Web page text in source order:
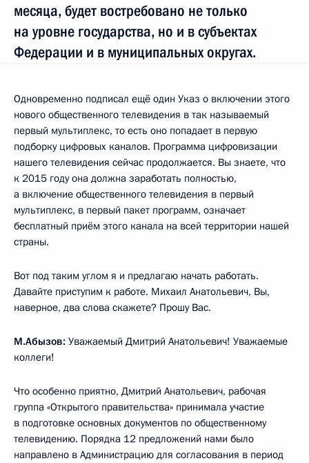
месяца, будет востребовано не только
на уровне государства, но и в субъектах
Федерации и в муниципальных округах.
Одновременно подписал ещё один Указ о включении этого
нового общественного телевидения в так называемый
первый мультиплекс, то есть оно попадает в первую
подборку цифровых каналов. Программа цифровизации
нашего телевидения сейчас продолжается. Вы знаете, что
к 2015 году она должна заработать полностью,
а включение общественного телевидения в первый
мультиплекс, в первый пакет программ, означает
бесплатный приём этого канала на всей территории нашей
страны.
Вот под таким углом я и предлагаю начать работать.
Давайте приступим к работе. Михаил Анатольевич, Вы,
наверное, два слова скажете? Прошу Вас.
М.Абызов: Уважаемый Дмитрий Анатольевич! Уважаемые
коллеги!
Что особенно приятно, Дмитрий Анатольевич, рабочая
группа «Открытого правительства» принимала участие
в подготовке основных документов по общественному
телевидению. Порядка 12 предложений нами было
направлено в Администрацию для согласования в период